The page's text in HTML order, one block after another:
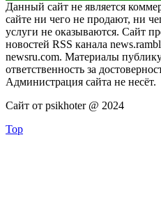
Данный сайт не является
сайте ни чего не продают, ни
услуги не оказываются. Сайт
новостей RSS канала
newsru.com. Материалы
ответственность за
Администрация сайта не несёт.
Сайт от psikhoter @ 2024
Top